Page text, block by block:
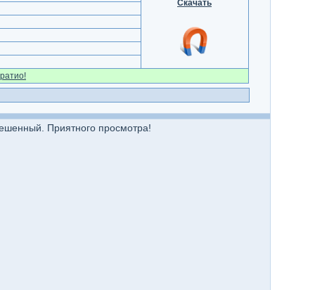
Скачать
Приятного просмотра!